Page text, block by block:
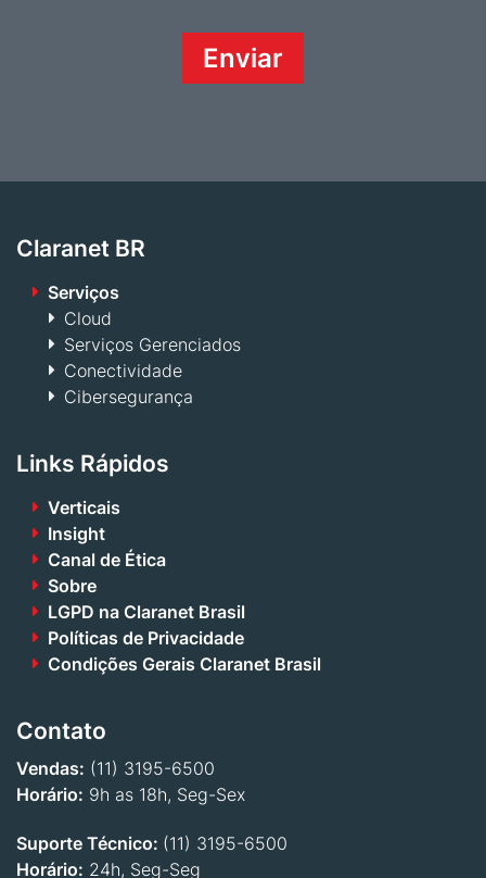
Claranet BR
Serviços
Cloud
Serviços Gerenciados
Conectividade
Cibersegurança
Links Rápidos
Verticais
Insight
Canal de Ética
Sobre
LGPD na Claranet Brasil
Políticas de Privacidade
Condições Gerais Claranet Brasil
Contato
Vendas: (11) 3195-6500
Horário: 9h as 18h, Seg-Sex
Suporte Técnico: (11) 3195-6500
Horário: 24h, Seg-Seg